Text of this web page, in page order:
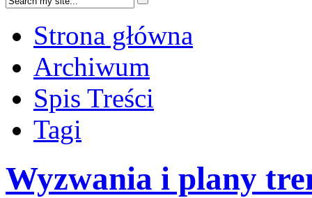
Strona główna
Archiwum
Spis Treści
Tagi
Wyzwania i plany